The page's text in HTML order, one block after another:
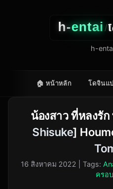
h-entai/
h-
🏠 หน้าหลัก โดจินแ
น้องสาว ที่หลงรั
Shisuke]
16 สิงหาคม 2022 | Tags:
ครอ